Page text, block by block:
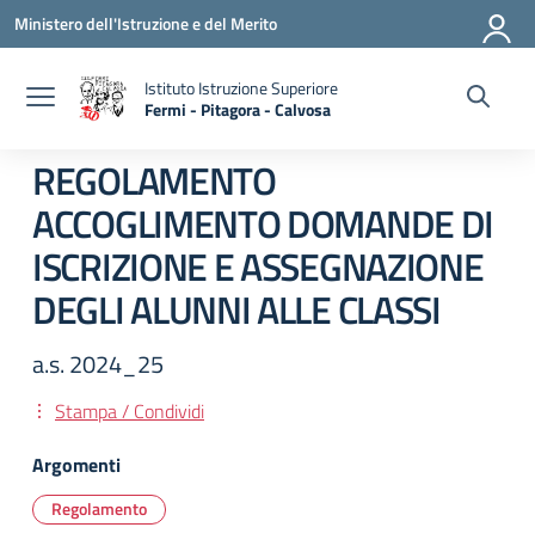
Vai ai contenuti
Vai al menu di navigazione
Vai al footer
Ministero dell'Istruzione e del Merito
Istituto Istruzione Superiore
Fermi - Pitagora - Calvosa
— Visita la pagina iniziale della scuola
REGOLAMENTO
ACCOGLIMENTO DOMANDE DI
ISCRIZIONE E ASSEGNAZIONE
DEGLI ALUNNI ALLE CLASSI
a.s. 2024_25
Stampa / Condividi
Argomenti
Regolamento